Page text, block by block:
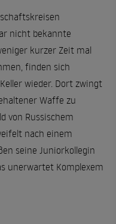
nicht bekannte
kurzer Zeit mal
finden sich
wieder. Dort zwingt
Waffe zu
von Russischem
nach einem
seine Juniorkollegin
unerwartet Komplexem